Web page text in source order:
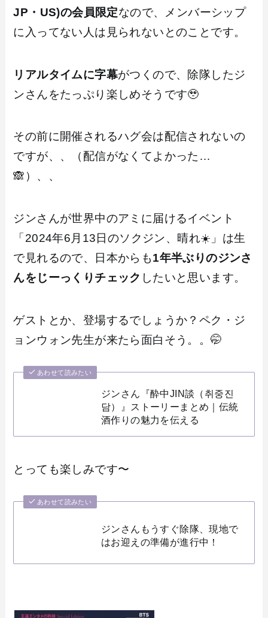
JP・US)の会員限定なので、メンバーシップ
に入ってない人は見られないとのことです。
リアルタイムに字幕がつくので、除隊したジ
ンさんをたっぷり楽しめそうです🥹
その前に開催されるハグ会は配信されないの
ですが、、（配信がなくてよかった…
🙈）、、
ジンさんが世界中のアミに届けるイベント
「2024年6月13日のソクジン、晴れ☀️」は生
で見れるので、日本からも1年半ぶりのジンさ
んをじーっくりチェック したいと思います。
ゲストとか、登場するでしょうか？ペク・ジ
ョンウォン先生が来たら面白そう。。🤭
あわせて読みたい
ジンさん『酔中JIN談（취중진
담）』ストーリーまとめ｜伝統
酒作りの魅力を伝える
とっても楽しみです〜
あわせて読みたい
ジンさんもうすぐ除隊、現地で
はお迎えの準備が進行中！